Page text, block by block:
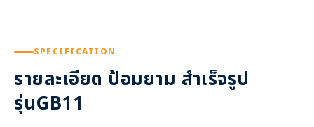
SPECIFICATION
รายละเอียด ป้อมยาม สำเร็จรูป
รุ่นGB11